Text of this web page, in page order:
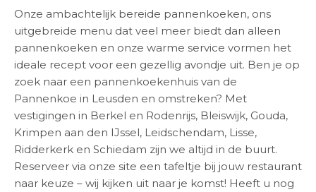
Onze ambachtelijk bereide pannenkoeken, ons
uitgebreide menu dat veel meer biedt dan alleen
pannenkoeken en onze warme service vormen het
ideale recept voor een gezellig avondje uit. Ben je op
zoek naar een pannenkoekenhuis van de
Pannenkoe in Leusden en omstreken? Met
vestigingen in Berkel en Rodenrijs, Bleiswijk, Gouda,
Krimpen aan den IJssel, Leidschendam, Lisse,
Ridderkerk en Schiedam zijn we altijd in de buurt.
Reserveer via onze site een tafeltje bij jouw restaurant
naar keuze – wij kijken uit naar je komst! Heeft u nog